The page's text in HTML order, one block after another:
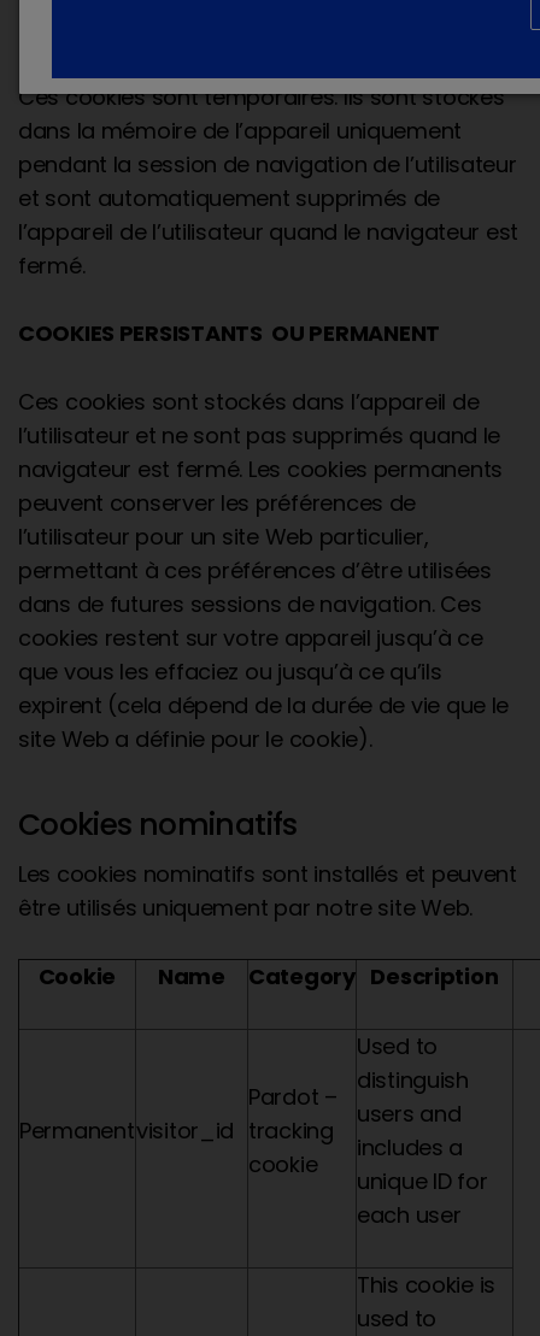
Ces cookies sont temporaires. Ils sont stockés
dans la mémoire de l’appareil uniquement
pendant la session de navigation de l’utilisateur
et sont automatiquement supprimés de
l’appareil de l’utilisateur quand le navigateur est
fermé.
COOKIES PERSISTANTS OU PERMANENT
Ces cookies sont stockés dans l’appareil de
l’utilisateur et ne sont pas supprimés quand le
navigateur est fermé. Les cookies permanents
peuvent conserver les préférences de
l’utilisateur pour un site Web particulier,
permettant à ces préférences d’être utilisées
dans de futures sessions de navigation. Ces
cookies restent sur votre appareil jusqu’à ce
que vous les effaciez ou jusqu’à ce qu’ils
expirent (cela dépend de la durée de vie que le
site Web a définie pour le cookie).
Cookies nominatifs
Les cookies nominatifs sont installés et peuvent
être utilisés uniquement par notre site Web.
Cookie Name Category Description
Permanentvisitor_id
Pardot –
tracking
cookie
Used to
distinguish
users and
includes a
unique ID for
each user
This cookie is
used to